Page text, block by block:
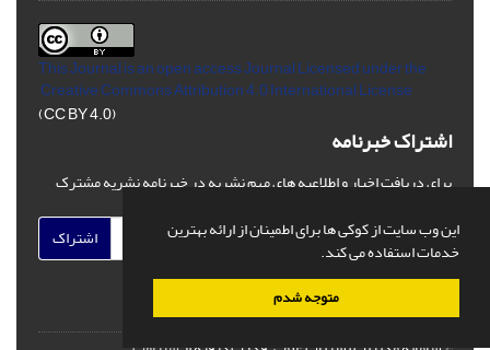
این وب سایت از کوکی ها برای اطمینان از ارائه بهترین
خدمات استفاده می کند.
متوجه شدم
This Journal is an open access Journal Licensedunder the
Creative Commons Attribution 4.0 International License
(CC BY 4.0)
اشتراک خبرنامه
برای دریافت اخبار و اطلاعیه های مهم نشریه در خبرنامه نشریه مشترک
اشتراک